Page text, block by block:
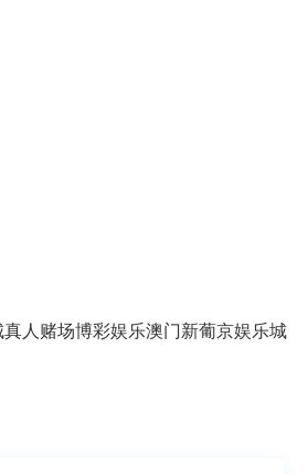
真人赌场博彩娱乐澳门新葡京娱乐城